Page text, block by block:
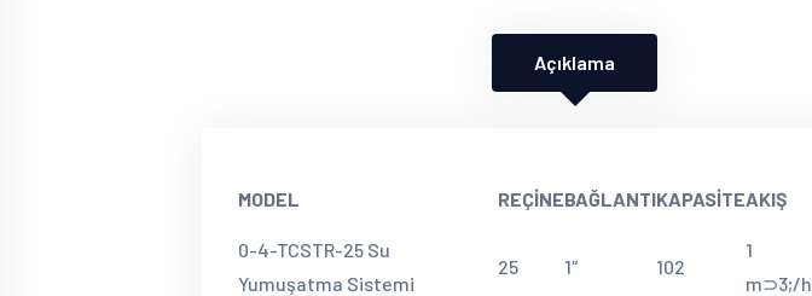
Açıklama
MODEL REÇİNEBAĞLANTIKAPASİTEAKIŞ
0-4-TCSTR-25 Su
Yumuşatma Sistemi
25 1″ 102
1
m⊃3;/h